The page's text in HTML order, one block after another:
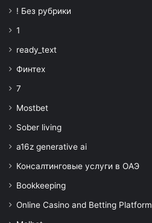
! Без рубрики
1
ready_text
Финтех
7
Mostbet
Sober living
a16z generative ai
Консалтинговые услуги в ОАЭ
Bookkeeping
Online Casino and Betting Platform